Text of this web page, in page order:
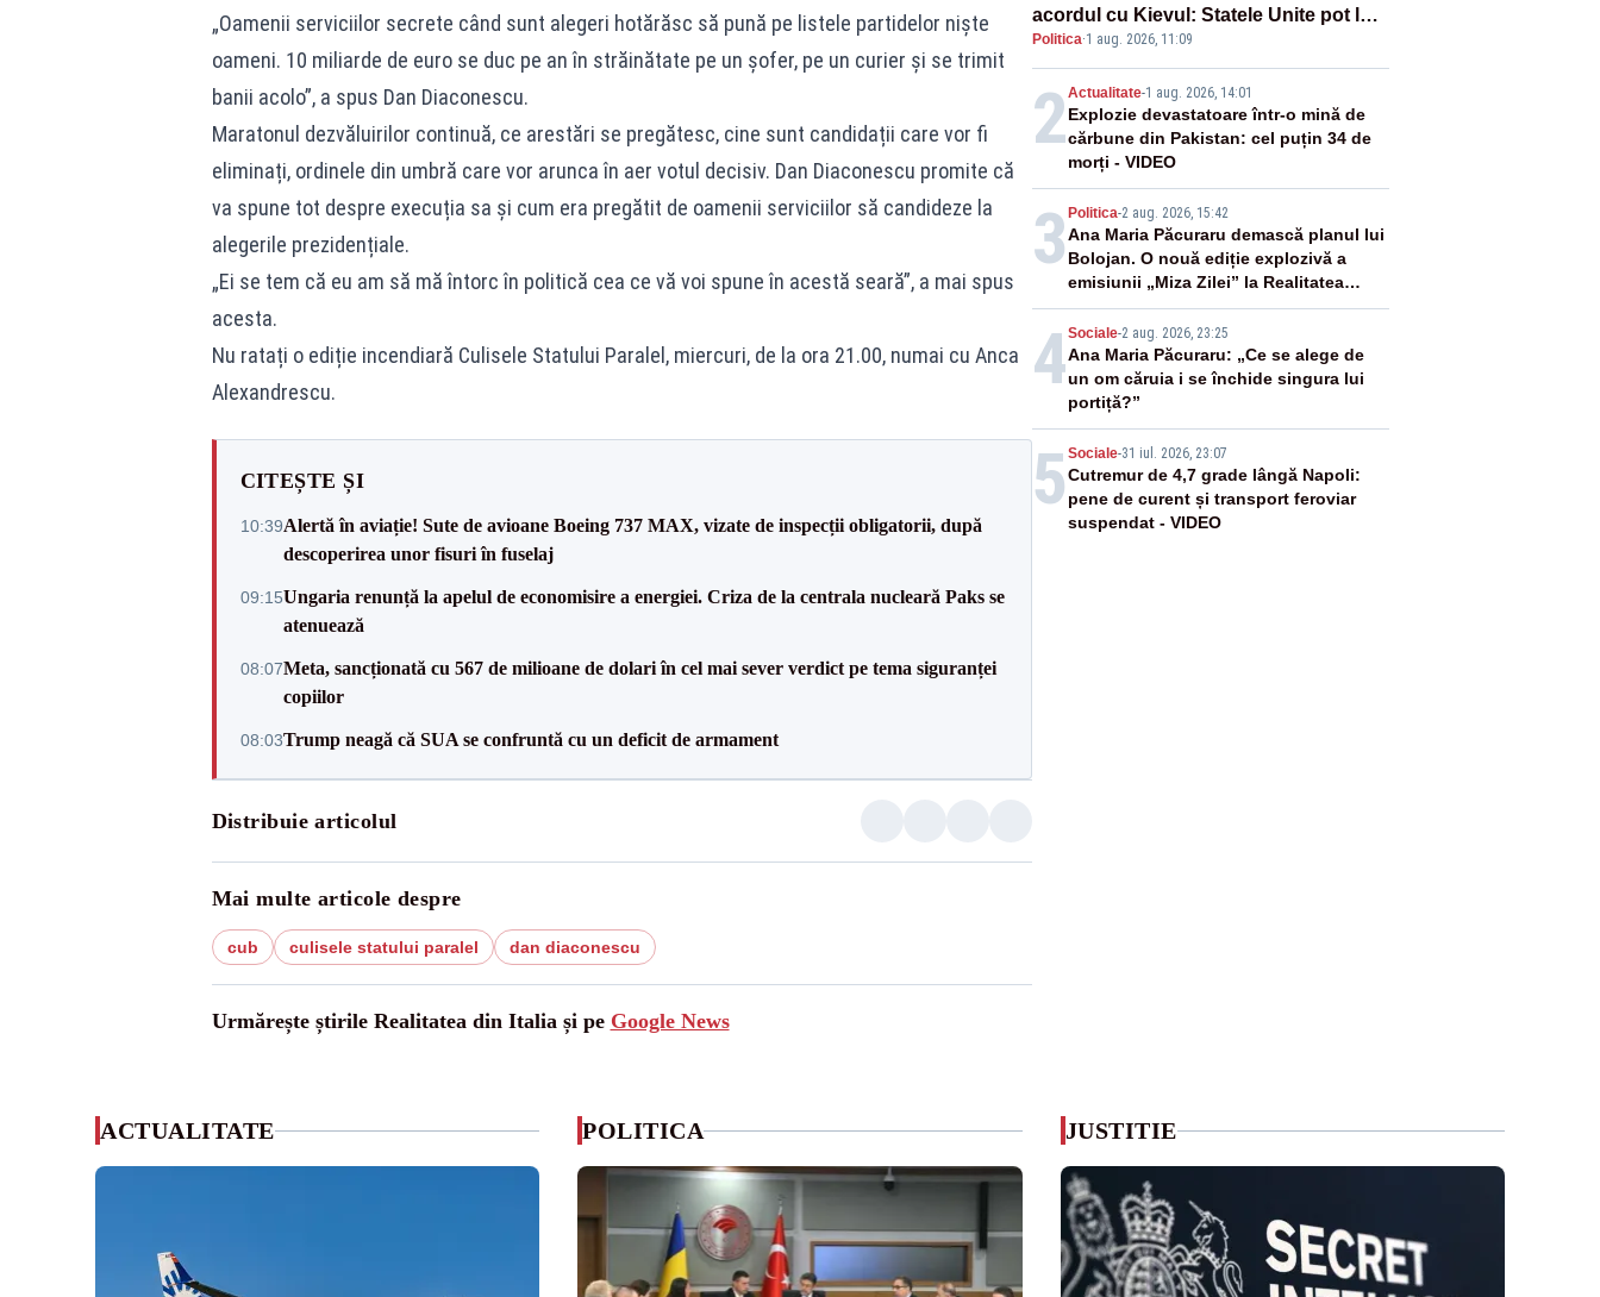
„Oamenii serviciilor secrete când sunt alegeri hotărăsc să pună pe listele partidelor niște
oameni. 10 miliarde de euro se duc pe an în străinătate pe un șofer, pe un curier și se trimit
banii acolo”, a spus Dan Diaconescu.
Maratonul dezvăluirilor continuă, ce arestări se pregătesc, cine sunt candidații care vor fi
eliminați, ordinele din umbră care vor arunca în aer votul decisiv. Dan Diaconescu promite că
va spune tot despre execuția sa și cum era pregătit de oamenii serviciilor să candideze la
alegerile prezidențiale.
„Ei se tem că eu am să mă întorc în politică cea ce vă voi spune în acestă seară”, a mai spus
acesta.
Nu ratați o ediție incendiară Culisele Statului Paralel, miercuri, de la ora 21.00, numai cu Anca
Alexandrescu.
CITEȘTE ȘI
10:39Alertă în aviație! Sute de avioane Boeing 737 MAX, vizate de inspecții obligatorii, după
descoperirea unor fisuri în fuselaj
09:15Ungaria renunță la apelul de economisire a energiei. Criza de la centrala nucleară Paks se
atenuează
08:07Meta, sancționată cu 567 de milioane de dolari în cel mai sever verdict pe tema siguranței
copiilor
08:03Trump neagă că SUA se confruntă cu un deficit de armament
Distribuie articolul
Mai multe articole despre
cub culisele statului paralel dan diaconescu
Urmărește știrile Realitatea din Italia și pe Google News
acordul cu Kievul: Statele Unite pot lua
«aproape tot ce vor» din minele
Ucrainei”
Politica·1 aug. 2026, 11:09
2Actualitate-1 aug. 2026, 14:01
Explozie devastatoare într-o mină de
cărbune din Pakistan: cel puțin 34 de
morți - VIDEO
3 Politica-2 aug. 2026, 15:42
Ana Maria Păcuraru demască planul lui
Bolojan. O nouă ediție explozivă a
emisiunii „Miza Zilei” la Realitatea
PLUS
4Sociale-2 aug. 2026, 23:25
Ana Maria Păcuraru: „Ce se alege de
un om căruia i se închide singura lui
portiță?”
5 Sociale-31 iul. 2026, 23:07
Cutremur de 4,7 grade lângă Napoli:
pene de curent și transport feroviar
suspendat - VIDEO
ACTUALITATE POLITICA JUSTITIE